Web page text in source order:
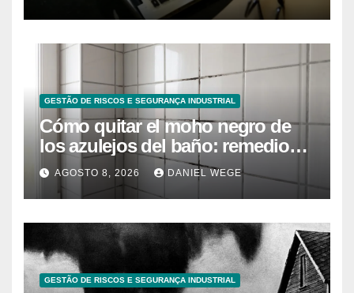
GESTÃO DE RISCOS E SEGURANÇA INDUSTRIAL
Cómo quitar el moho negro de
los azulejos del baño: remedios
caseros efectivos
AGOSTO 8, 2026 DANIEL WEGE
GESTÃO DE RISCOS E SEGURANÇA INDUSTRIAL